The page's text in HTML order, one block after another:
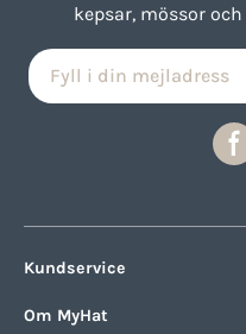
kepsar, mössor
Kundservice
Om MyHat